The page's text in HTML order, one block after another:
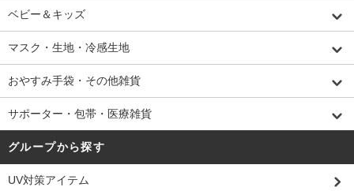
ベビー＆キッズ
マスク・生地・冷感生地
おやすみ手袋・その他雑貨
サポーター・包帯・医療雑貨
グループから探す
UV対策アイテム